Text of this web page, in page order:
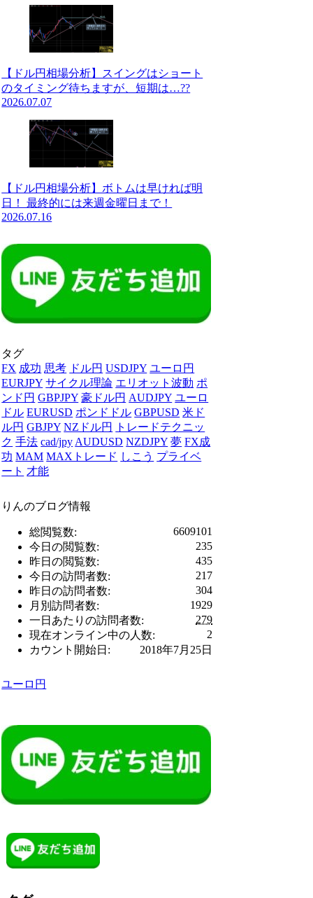
【ドル円相場分析】スイングはショート
のタイミング待ちますが、短期は…??
2026.07.07
【ドル円相場分析】ボトムは早ければ明
日！ 最終的には来週金曜日まで！
2026.07.16
タグ
FX 成功 思考 ドル円 USDJPY ユーロ円
EURJPY サイクル理論 エリオット波動 ポ
ンド円 GBPJPY 豪ドル円 AUDJPY ユーロ
ドル EURUSD ポンドドル GBPUSD 米ド
ル円 GBJPY NZドル円
トレードテクニッ
ク 手法 cad/jpy AUDUSD NZDJPY 夢 FX成
功 MAM MAXトレード しこう プライベ
ート 才能
りんのブログ情報
6609101
総閲覧数:
235
今日の閲覧数:
435
昨日の閲覧数:
217
今日の訪問者数:
304
昨日の訪問者数:
1929
月別訪問者数:
279
一日あたりの訪問者数:
2
現在オンライン中の人数:
2018年7月25日
カウント開始日:
ユーロ円